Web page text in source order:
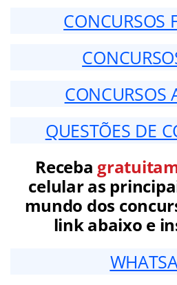
CONCURSOS
CONCURSOS
QUESTÕES DE
Receba
celular as
mundo dos
link abaixo e